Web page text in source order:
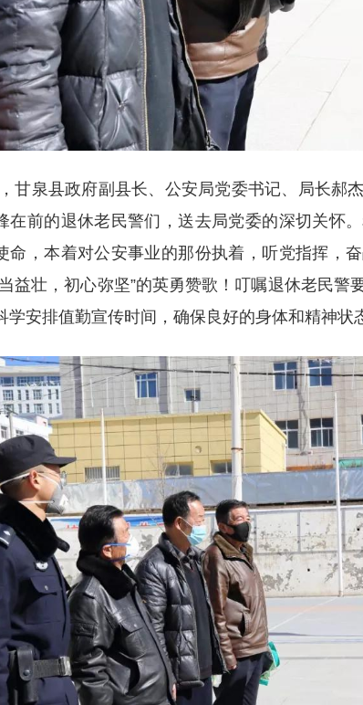
泉县政府副县长、公安局党委书记、局长郝杰
在前的退休老民警们，送去局党委的深切关怀
命，本着对公安事业的那份执着，听党指挥，
益壮，初心弥坚”的英勇赞歌！叮嘱退休老民
学安排值勤宣传时间，确保良好的身体和精神状